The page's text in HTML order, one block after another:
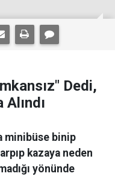
Dedi,
minibüse binip
kazaya neden
yönünde